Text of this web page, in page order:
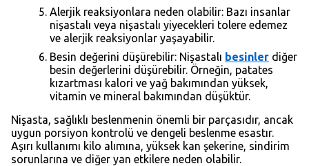
Alerjik reaksiyonlara neden olabilir: Bazı insanlar
nişastalı veya nişastalı yiyecekleri tolere edemez
ve alerjik reaksiyonlar yaşayabilir.
Besin değerini düşürebilir: Nişastalı besinler diğer
besin değerlerini düşürebilir. Örneğin, patates
kızartması kalori ve yağ bakımından yüksek,
vitamin ve mineral bakımından düşüktür.
Nişasta, sağlıklı beslenmenin önemli bir parçasıdır, ancak
uygun porsiyon kontrolü ve dengeli beslenme esastır.
Aşırı kullanımı kilo alımına, yüksek kan şekerine, sindirim
sorunlarına ve diğer yan etkilere neden olabilir.